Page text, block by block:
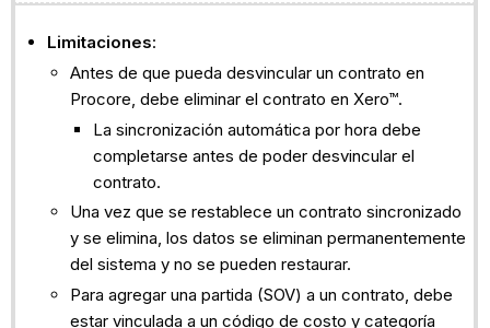
Limitaciones:
Antes de que pueda desvincular un contrato en
Procore, debe eliminar el contrato en Xero™.
La sincronización automática por hora debe
completarse antes de poder desvincular el
contrato.
Una vez que se restablece un contrato sincronizado
y se elimina, los datos se eliminan permanentemente
del sistema y no se pueden restaurar.
Para agregar una partida (SOV) a un contrato, debe
estar vinculada a un código de costo y categoría